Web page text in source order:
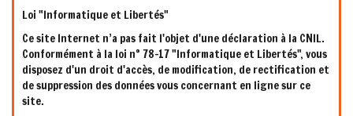
Loi "Informatique et Libertés"
Ce site Internet n’a pas fait l'objet d'une déclaration à la CNIL.
Conformément à la loi n° 78-17 "Informatique et Libertés", vous
disposez d'un droit d'accès, de modification, de rectification et
de suppression des données vous concernant en ligne sur ce
site.